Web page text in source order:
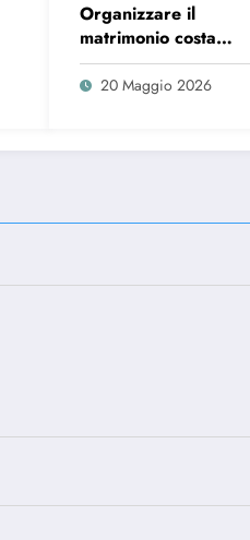
Organizzare il
matrimonio costa
sempre di più, ecco i
dati del 2026
20 Maggio 2026